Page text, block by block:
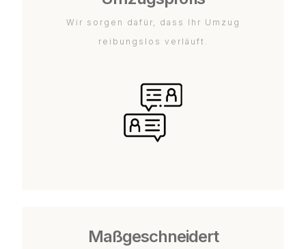
Wir sorgen dafür, dass Ihr Umzug
reibungslos verläuft.
Maßgeschneidert